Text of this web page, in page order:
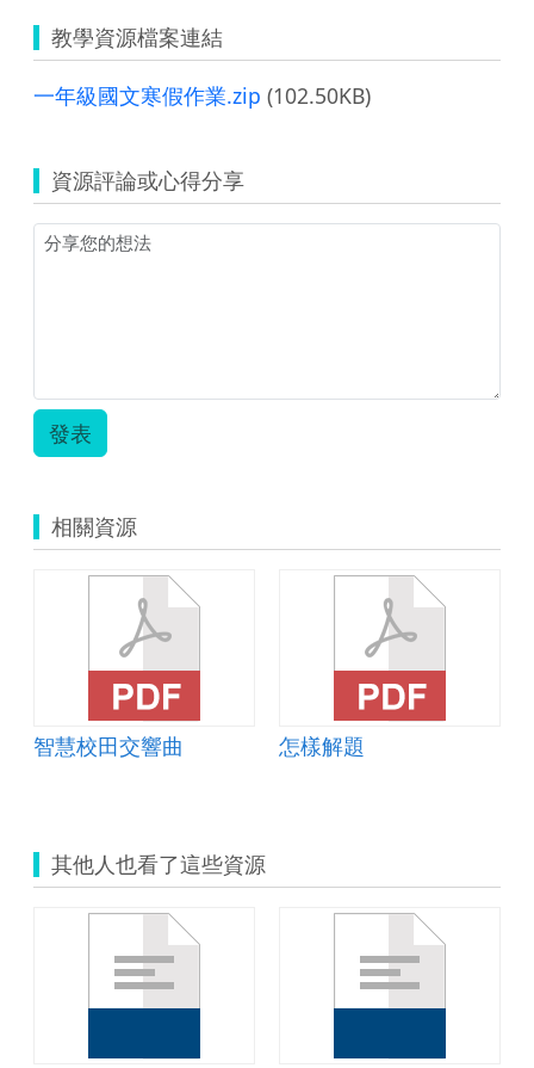
教學資源檔案連結
一年級國文寒假作業.zip (102.50KB)
資源評論或心得分享
發表
相關資源
智慧校田交響曲 怎樣解題
其他人也看了這些資源